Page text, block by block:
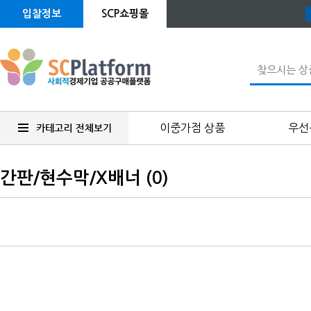
입찰정보 SCP쇼핑몰
이중가점 상품 우
간판/현수막/X배너 (0)